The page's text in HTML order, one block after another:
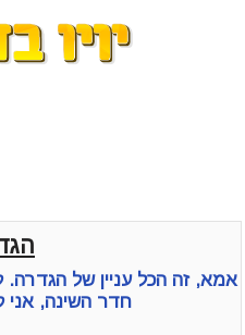
אמא, זה הכל עניין של
חדר השינה, אני